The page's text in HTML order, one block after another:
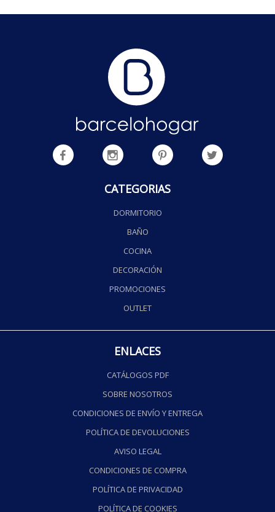
CATEGORIAS
DORMITORIO
BAÑO
COCINA
DECORACIÓN
PROMOCIONES
OUTLET
ENLACES
CATÁLOGOS PDF
SOBRE NOSOTROS
CONDICIONES DE ENVÍO Y ENTREGA
POLÍTICA DE DEVOLUCIONES
AVISO LEGAL
CONDICIONES DE COMPRA
POLÍTICA DE PRIVACIDAD
POLÍTICA DE COOKIES